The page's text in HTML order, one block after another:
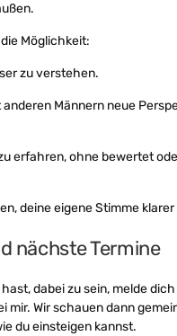
Möglichkeit:
zu verstehen.
Männern neue
erfahren, ohne bewertet
deine eigene Stimme klarer
nächste Termine
dabei zu sein, melde
mir. Wir schauen dann
du einsteigen kannst.